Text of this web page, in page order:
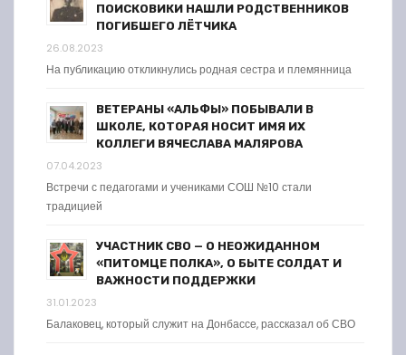
ПОИСКОВИКИ НАШЛИ РОДСТВЕННИКОВ
ПОГИБШЕГО ЛЁТЧИКА
26.08.2023
На публикацию откликнулись родная сестра и племянница
ВЕТЕРАНЫ «АЛЬФЫ» ПОБЫВАЛИ В
ШКОЛЕ, КОТОРАЯ НОСИТ ИМЯ ИХ
КОЛЛЕГИ ВЯЧЕСЛАВА МАЛЯРОВА
07.04.2023
Встречи с педагогами и учениками СОШ №10 стали
традицией
УЧАСТНИК СВО — О НЕОЖИДАННОМ
«ПИТОМЦЕ ПОЛКА», О БЫТЕ СОЛДАТ И
ВАЖНОСТИ ПОДДЕРЖКИ
31.01.2023
Балаковец, который служит на Донбассе, рассказал об СВО